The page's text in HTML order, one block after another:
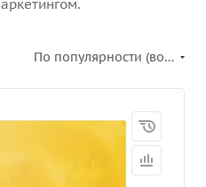
По популярности (возрастание)